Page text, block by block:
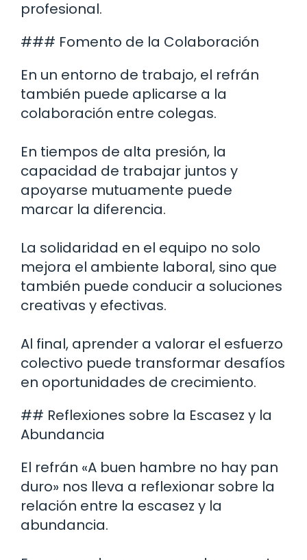
profesional.
### Fomento de la Colaboración
En un entorno de trabajo, el refrán
también puede aplicarse a la
colaboración entre colegas.
En tiempos de alta presión, la
capacidad de trabajar juntos y
apoyarse mutuamente puede
marcar la diferencia.
La solidaridad en el equipo no solo
mejora el ambiente laboral, sino que
también puede conducir a soluciones
creativas y efectivas.
Al final, aprender a valorar el esfuerzo
colectivo puede transformar desafíos
en oportunidades de crecimiento.
## Reflexiones sobre la Escasez y la
Abundancia
El refrán «A buen hambre no hay pan
duro» nos lleva a reflexionar sobre la
relación entre la escasez y la
abundancia.